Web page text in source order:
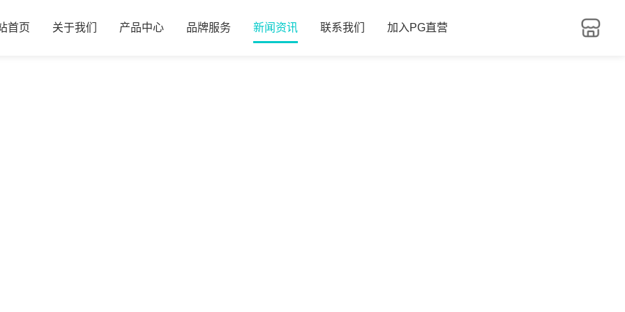
首页 关于我们 产品中心 品牌服务 新闻资讯 联系我们 加入PG直营